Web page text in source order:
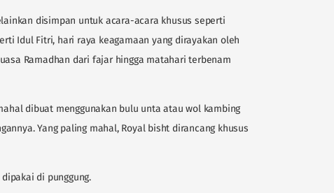
disimpan untuk acara-acara khusus seperti
Idul Fitri, hari raya keagamaan yang dirayakan oleh
Ramadhan dari fajar hingga matahari terbenam
dibuat menggunakan bulu unta atau wol kambing
Yang paling mahal, Royal bisht dirancang khusus
di punggung.